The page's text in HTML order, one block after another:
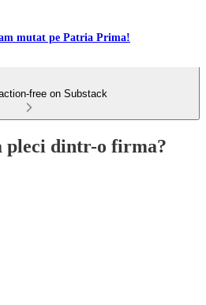
mutat pe Patria Prima!
free on Substack
pleci dintr-o firma?